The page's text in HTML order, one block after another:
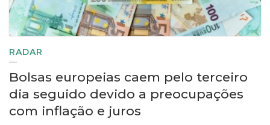
RADAR
Bolsas europeias caem pelo terceiro
dia seguido devido a preocupações
com inflação e juros